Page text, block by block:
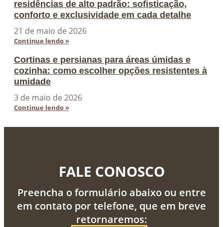
residências de alto padrão: sofisticação,
conforto e exclusividade em cada detalhe
21 de maio de 2026
Continue lendo »
Cortinas e persianas para áreas úmidas e
cozinha: como escolher opções resistentes à
umidade
3 de maio de 2026
Continue lendo »
FALE CONOSCO
Preencha o formulário abaixo ou entre
em contato por telefone, que em breve
retornaremos: